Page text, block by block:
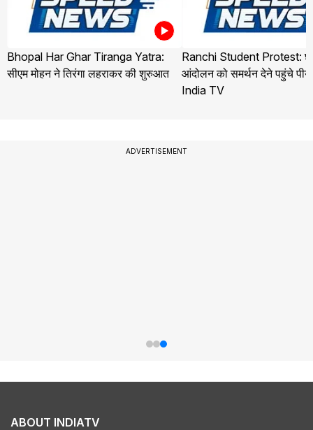
Bhopal Har Ghar Tiranga Yatra:
सीएम मोहन ने तिरंगा लहराकर की शुरुआत
Ranchi Student Protest:
आंदोलन को समर्थन देने पहुंचे
India TV
ADVERTISEMENT
ABOUT INDIATV